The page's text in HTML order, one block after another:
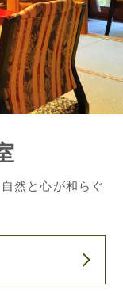
然と心が和らぐ